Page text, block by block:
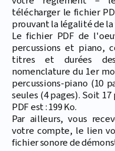
télécharger le fichier
prouvant la légalité de
Le fichier PDF de
percussions et piano,
titres et durées
nomenclature du 1er
percussions-piano (10
seules (4 pages). Soit
PDF est : 199 Ko.
Par ailleurs, vous
votre compte, le lien
fichier sonore de